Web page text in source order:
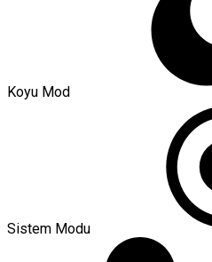
Koyu Mod
Sistem Modu